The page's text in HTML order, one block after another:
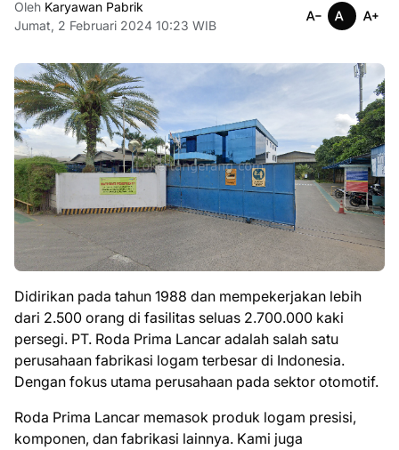
Oleh Karyawan Pabrik
Jumat, 2 Februari 2024 10:23 WIB
Didirikan pada tahun 1988 dan mempekerjakan lebih
dari 2.500 orang di fasilitas seluas 2.700.000 kaki
persegi. PT. Roda Prima Lancar adalah salah satu
perusahaan fabrikasi logam terbesar di Indonesia.
Dengan fokus utama perusahaan pada sektor otomotif.
Roda Prima Lancar memasok produk logam presisi,
komponen, dan fabrikasi lainnya. Kami juga